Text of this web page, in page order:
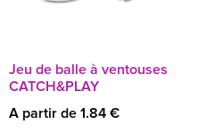
Jeu de balle à ventouses
CATCH&PLAY
A partir de 1.84 €